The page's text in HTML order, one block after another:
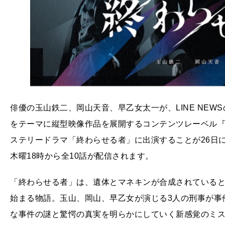
俳優の玉山鉄二、岡山天音、早乙女太一が、LINE
をテーマに縦型映像作品を展開するコンテンツレーベル
ステリードラマ「終わらせる者」に出演することが26日
木曜18時から全10話が配信されます。
「終わらせる者」は、遺体とマネキンが合成されている
始まる物語。玉山、岡山、早乙女が演じる3人の刑事が
な事件の謎と驚愕の真実を明らかにしていく新感覚のミ